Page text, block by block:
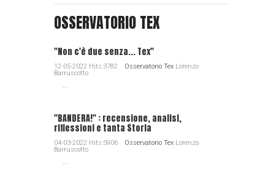
OSSERVATORIO TEX
"Non c'è due senza... Tex"
12-05-2022 Hits:3782 Osservatorio TexLorenzo
Barruscotto
...
"BANDERA!" : recensione, analisi,
riflessioni e tanta Storia
04-03-2022 Hits:5906 Osservatorio TexLorenzo
Barruscotto
...